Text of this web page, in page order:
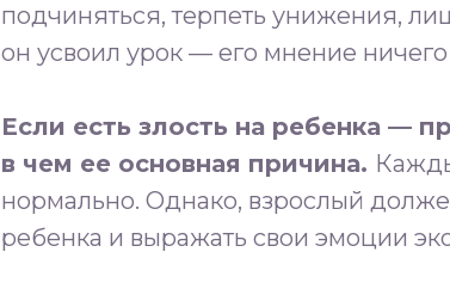
подчиняться, терпеть унижения,
он усвоил урок — его мнение
Если есть злость на ребенка —
в чем ее основная причина.
нормально. Однако, взрослый
ребенка и выражать свои эмоции